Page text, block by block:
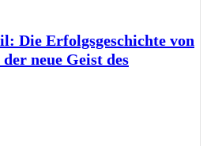
Die Erfolgsgeschichte von
neue Geist des